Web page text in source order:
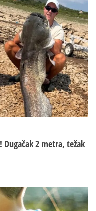
Dugačak 2 metra, težak